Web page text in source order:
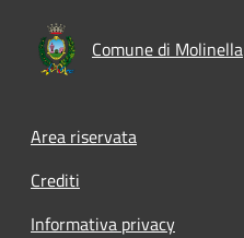
Comune di Molinella
Area riservata
Crediti
Informativa privacy